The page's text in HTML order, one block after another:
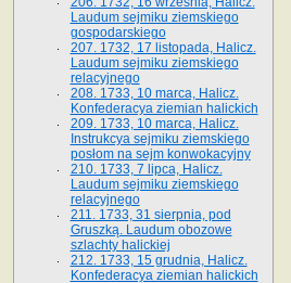
Laudum sejmiku ziemskiego
gospodarskiego
207. 1732, 17 listopada, Halicz.
Laudum sejmiku ziemskiego
relacyjnego
208. 1733, 10 marca, Halicz.
Konfederacya ziemian halickich­
209. 1733, 10 marca, Halicz.
Instrukcya sejmiku ziemskiego
posłom na sejm konwokacyjny
210. 1733, 7 lipca, Halicz.
Laudum sejmiku ziemskiego
relacyjnego
211. 1733, 31 sierpnia, pod
Gruszką. Laudum obozowe
szlachty halickiej
212. 1733, 15 grudnia, Halicz.
Konfederacya ziemian halickich